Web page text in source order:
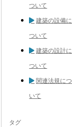
ついて
建築の設備に
ついて
建築の設計に
ついて
関連法規につ
いて
タグ